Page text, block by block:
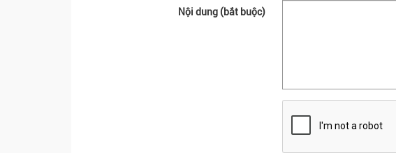
Nội dung (bắt buộc)